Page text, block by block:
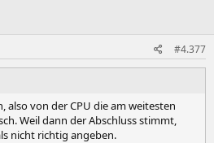
#4.377
also von der CPU die am weitesten
Weil dann der Abschluss stimmt,
nicht richtig angeben.